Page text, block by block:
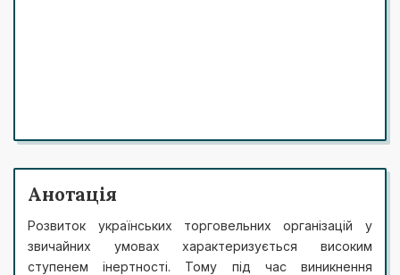
Анотація
Розвиток українських торговельних організацій у
звичайних умовах характеризується високим
ступенем інертності. Тому під час виникнення